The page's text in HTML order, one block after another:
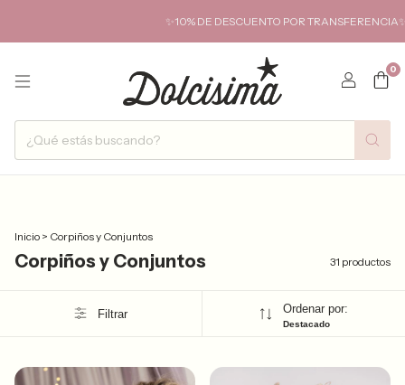
✨10% DE DESCUENTO POR TRANSFERENCIA✨
0
Inicio > Corpiños y Conjuntos
Corpiños y Conjuntos 31 productos
Filtrar Ordenar por:
Destacado